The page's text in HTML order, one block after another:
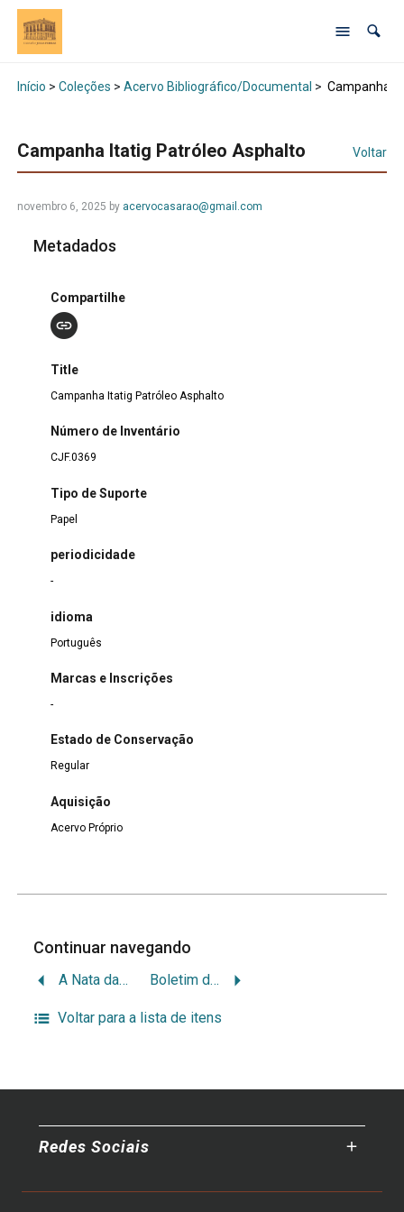
Início > Coleções > Acervo Bibliográfico/Documental > Campanha
Campanha Itatig Patróleo Asphalto Voltar
novembro 6, 2025 by acervocasarao@gmail.com
Metadados
Compartilhe
Title
Campanha Itatig Patróleo Asphalto
Número de Inventário
CJF.0369
Tipo de Suporte
Papel
periodicidade
-
idioma
Português
Marcas e Inscrições
-
Estado de Conservação
Regular
Aquisição
Acervo Próprio
Continuar navegando
A Nata da Agricultura Conselhos Práticos Boletim da devoção de s.jose órgam das boas obras em favor dos pobres
Voltar para a lista de itens
Redes Sociais